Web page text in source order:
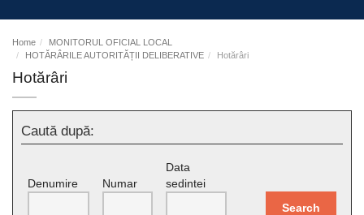
Home
MONITORUL OFICIAL LOCAL
HOTĂRÂRILE AUTORITĂȚII DELIBERATIVE
Hotărâri
Hotărâri
Caută după:
Denumire Numar
Data
sedintei
Search